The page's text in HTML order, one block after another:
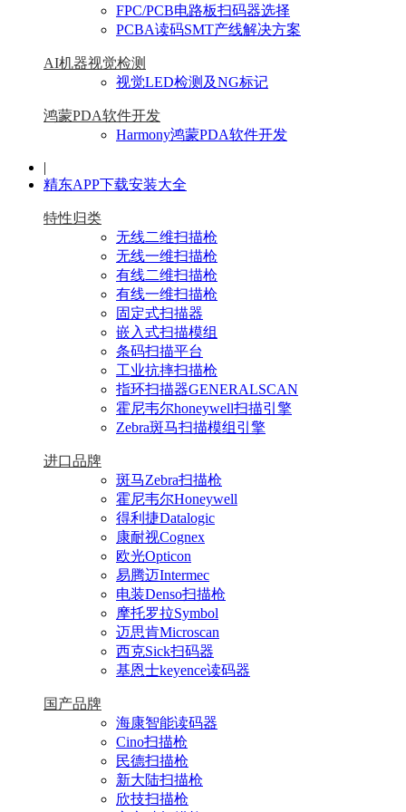
FPC/PCB电路板扫码器选择
PCBA读码SMT产线解决方案
AI机器视觉检测
视觉LED检测及NG标记
鸿蒙PDA软件开发
Harmony鸿蒙PDA软件开发
|
精东APP下载安装大全
特性归类
无线二维扫描枪
无线一维扫描枪
有线二维扫描枪
有线一维扫描枪
固定式扫描器
嵌入式扫描模组
条码扫描平台
工业抗摔扫描枪
指环扫描器GENERALSCAN
霍尼韦尔honeywell扫描引擎
Zebra斑马扫描模组引擎
进口品牌
斑马Zebra扫描枪
霍尼韦尔Honeywell
得利捷Datalogic
康耐视Cognex
欧光Opticon
易腾迈Intermec
电装Denso扫描枪
摩托罗拉Symbol
迈思肯Microscan
西克Sick扫码器
基恩士keyence读码器
国产品牌
海康智能读码器
Cino扫描枪
民德扫描枪
新大陆扫描枪
欣技扫描枪